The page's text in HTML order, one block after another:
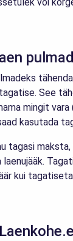
See
mingit
kasutada
tagasi
kui